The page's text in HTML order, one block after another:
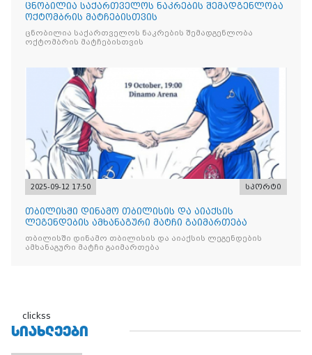
ცნობილია საქართველოს ნაკრების შემადგენლობა
ოქტომბრის მატჩებისთვის
ცნობილია საქართველოს ნაკრების შემადგენლობა
ოქტომბრის მატჩებისთვის
2025-09-12 17:50 სპორტი
თბილისში დინამო თბილისის და აიაქსის
ლეგენდების ამხანაგური მატჩი გაიმართება
თბილისში დინამო თბილისის და აიაქსის ლეგენდების
ამხანაგური მატჩი გაიმართება
clickss
ᲡᲘᲐᲮᲚᲔᲔᲑᲘ